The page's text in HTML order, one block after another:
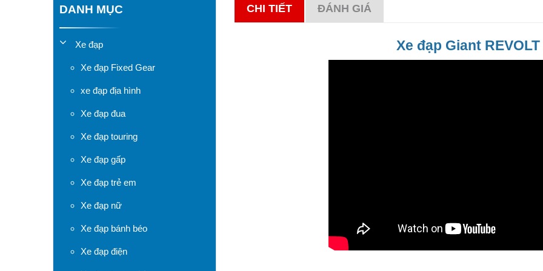
DANH MỤC
Xe đạp
Xe đạp Fixed Gear
xe đạp địa hình
Xe đạp đua
Xe đạp touring
Xe đạp gấp
Xe đạp trẻ em
Xe đạp nữ
Xe đạp bánh béo
Xe đạp điện
CHI TIẾT ĐÁNH GIÁ
Xe đạp Giant